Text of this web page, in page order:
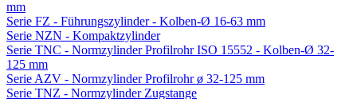
mm
Serie FZ - Führungszylinder - Kolben-Ø 16-63 mm
Serie NZN - Kompaktzylinder
Serie TNC - Normzylinder Profilrohr ISO 15552 - Kolben-Ø 32-
125 mm
Serie AZV - Normzylinder Profilrohr ø 32-125 mm
Serie TNZ - Normzylinder Zugstange